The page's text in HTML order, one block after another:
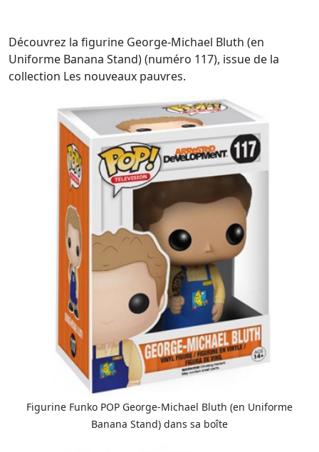
Découvrez la figurine George-Michael Bluth (en
Uniforme Banana Stand) (numéro 117), issue de la
collection Les nouveaux pauvres.
Figurine Funko POP George-Michael Bluth (en Uniforme
Banana Stand) dans sa boîte